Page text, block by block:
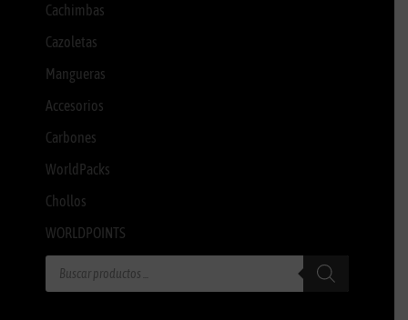
Cachimbas
Cazoletas
Mangueras
Accesorios
Carbones
WorldPacks
Chollos
WORLDPOINTS